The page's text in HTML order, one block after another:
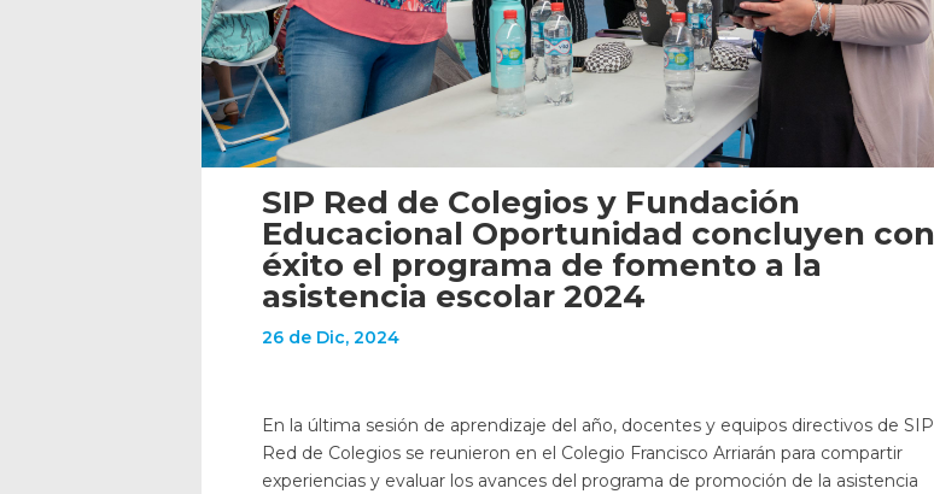
SIP Red de Colegios y Fundación
Educacional Oportunidad concluyen con
éxito el programa de fomento a la
asistencia escolar 2024
26 de Dic, 2024
En la última sesión de aprendizaje del año, docentes y equipos directivos de SIP
Red de Colegios se reunieron en el Colegio Francisco Arriarán para compartir
experiencias y evaluar los avances del programa de promoción de la asistencia